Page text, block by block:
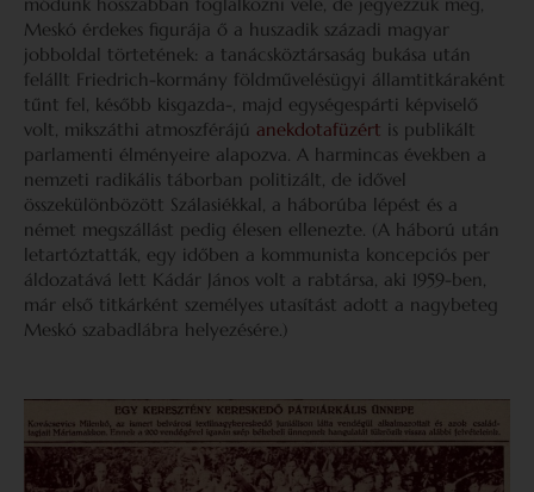
Meskó érdekes figurája ő a huszadik századi magyar
jobboldal törtetének: a tanácsköztársaság bukása után
felállt Friedrich-kormány földművelésügyi államtitkáraként
tűnt fel, később kisgazda-, majd egységespárti képviselő
volt, mikszáthi atmoszférájú anekdotafüzért is publikált
parlamenti élményeire alapozva. A harmincas években a
nemzeti radikális táborban politizált, de idővel
összekülönbözött Szálasiékkal, a háborúba lépést és a
német megszállást pedig élesen ellenezte. (A háború után
letartóztatták, egy időben a kommunista koncepciós per
áldozatává lett Kádár János volt a rabtársa, aki 1959-ben,
már első titkárként személyes utasítást adott a nagybeteg
Meskó szabadlábra helyezésére.)